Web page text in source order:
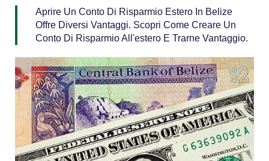
Aprire Un Conto Di Risparmio Estero In Belize
Offre Diversi Vantaggi. Scopri Come Creare Un
Conto Di Risparmio All'estero E Trarne Vantaggio.